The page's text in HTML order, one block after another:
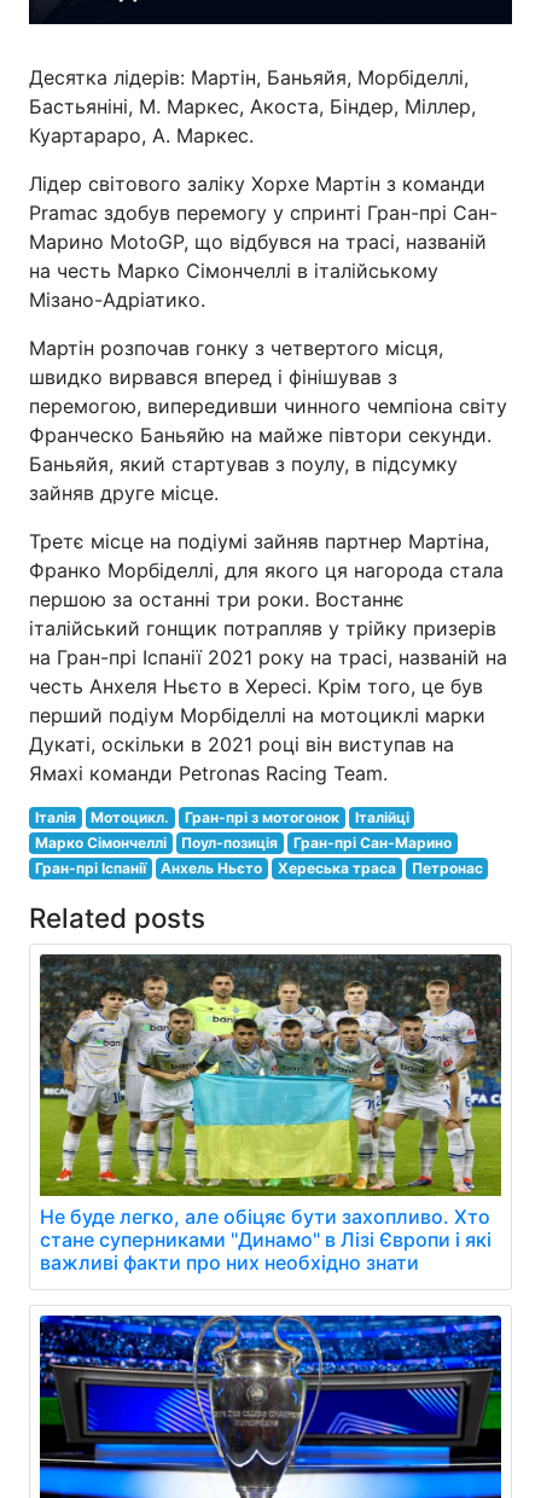
Десятка лідерів: Мартін, Баньяйя, Морбіделлі,
Бастьяніні, М. Маркес, Акоста, Біндер, Міллер,
Куартараро, А. Маркес.
Лідер світового заліку Хорхе Мартін з команди
Pramac здобув перемогу у спринті Гран-прі Сан-
Марино MotoGP, що відбувся на трасі, названій
на честь Марко Сімончеллі в італійському
Мізано-Адріатико.
Мартін розпочав гонку з четвертого місця,
швидко вирвався вперед і фінішував з
перемогою, випередивши чинного чемпіона світу
Франческо Баньяйю на майже півтори секунди.
Баньяйя, який стартував з поулу, в підсумку
зайняв друге місце.
Третє місце на подіумі зайняв партнер Мартіна,
Франко Морбіделлі, для якого ця нагорода стала
першою за останні три роки. Востаннє
італійський гонщик потрапляв у трійку призерів
на Гран-прі Іспанії 2021 року на трасі, названій на
честь Анхеля Ньєто в Хересі. Крім того, це був
перший подіум Морбіделлі на мотоциклі марки
Дукаті, оскільки в 2021 році він виступав на
Ямахі команди Petronas Racing Team.
Італія Мотоцикл. Гран-прі з мотогонок
Італійці
Марко Сімончеллі
Поул-позиція
Гран-прі Сан-Марино
Гран-прі Іспанії
Анхель Ньєто Хереська траса Петронас
Related posts
Не буде легко, але обіцяє бути захопливо. Хто
стане суперниками "Динамо" в Лізі Європи і які
важливі факти про них необхідно знати